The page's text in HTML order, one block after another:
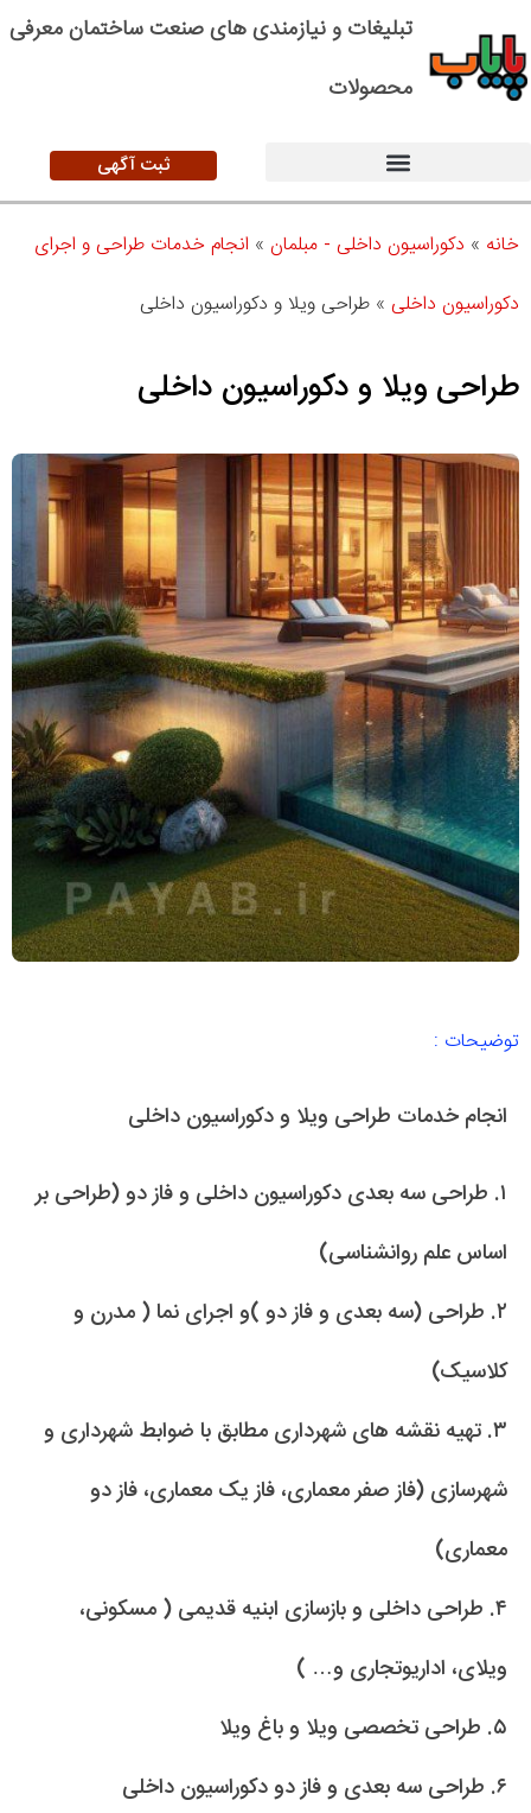
تبلیغات و نیازمندی های صنعت ساختمان معرفی
محصولات
ثبت آگهی
خانه » دکوراسیون داخلی - مبلمان » انجام خدمات طراحی و اجرای
دکوراسیون داخلی » طراحی ویلا و دکوراسیون داخلی
طراحی ویلا و دکوراسیون داخلی
توضیحات :
انجام خدمات طراحی ویلا و دکوراسیون داخلی
۱. طراحی سه بعدی دکوراسیون داخلی و فاز دو (طراحی بر
اساس علم روانشناسی)
۲. طراحی (سه بعدی و فاز دو )و اجرای نما ( مدرن و
کلاسیک)
۳. تهیه نقشه های شهرداری مطابق با ضوابط شهرداری و
شهرسازی (فاز صفر معماری، فاز یک معماری، فاز دو
معماری)
۴. طراحی داخلی و بازسازی ابنیه قدیمی ( مسکونی،
ویلای، اداریوتجاری و… )
۵. طراحی تخصصی ویلا و باغ ویلا
۶. طراحی سه بعدی و فاز دو دکوراسیون داخلی